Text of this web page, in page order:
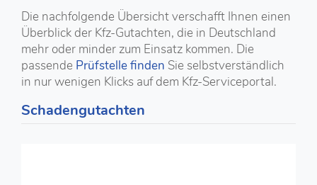
Die nachfolgende Übersicht verschafft Ihnen einen
Überblick der Kfz-Gutachten, die in Deutschland
mehr oder minder zum Einsatz kommen. Die
passende Prüfstelle finden Sie selbstverständlich
in nur wenigen Klicks auf dem Kfz-Serviceportal.
Schadengutachten